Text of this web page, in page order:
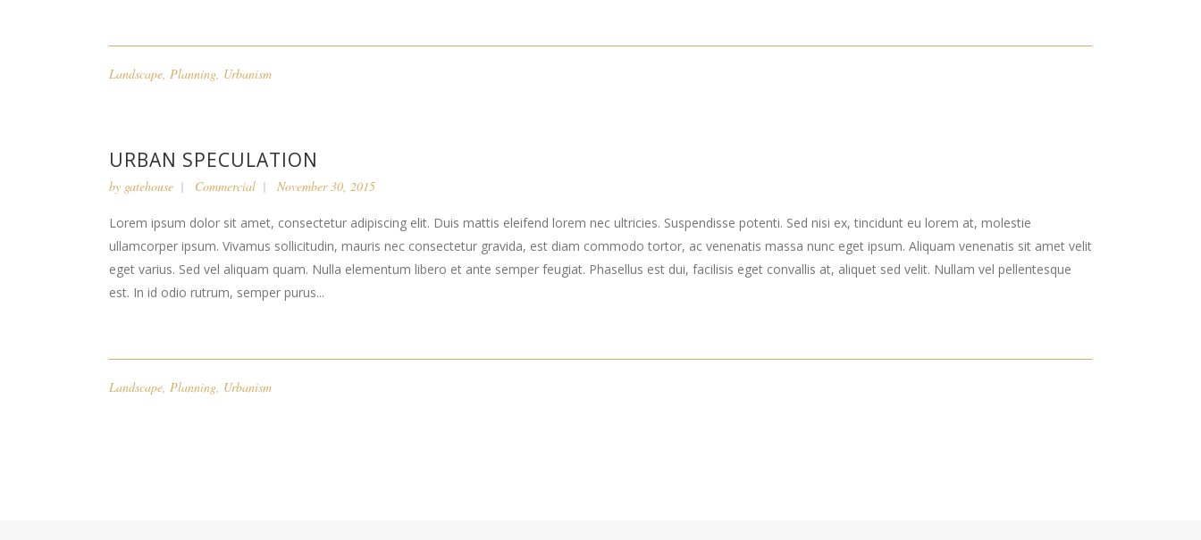
Landscape, Planning, Urbanism
URBAN SPECULATION
by gatehouse Commercial November 30, 2015
Lorem ipsum dolor sit amet, consectetur adipiscing elit. Duis mattis eleifend lorem nec ultricies. Suspendisse potenti. Sed nisi ex, tincidunt eu lorem at, molestie
ullamcorper ipsum. Vivamus sollicitudin, mauris nec consectetur gravida, est diam commodo tortor, ac venenatis massa nunc eget ipsum. Aliquam venenatis sit amet velit
eget varius. Sed vel aliquam quam. Nulla elementum libero et ante semper feugiat. Phasellus est dui, facilisis eget convallis at, aliquet sed velit. Nullam vel pellentesque
est. In id odio rutrum, semper purus...
Landscape, Planning, Urbanism